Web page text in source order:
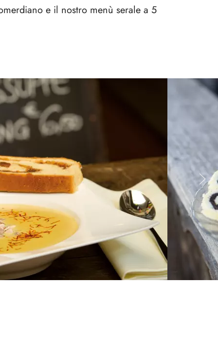
e il nostro menù serale a 5